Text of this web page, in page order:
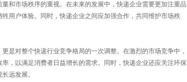
和市场秩序的重视。在未来的发展中，快递企业需要更加注重品
用户体验。同时，快递企业之间应加强合作，共同维护市场秩
是对整个快递行业竞争格局的一次调整。在激烈的市场竞争中，
，以满足消费者日益增长的需求。同时，快递企业还应关注环保
远发展。